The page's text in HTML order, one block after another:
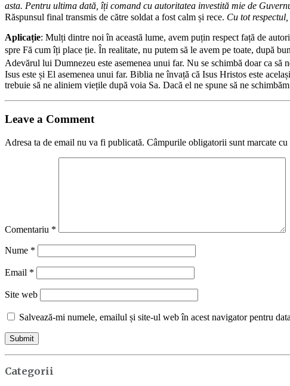
asta. Pentru ultima dată, îți comand cu autoritatea investită mie de
Răspunsul final transmis de către soldat a fost calm și rece. Cu tot
Aplicație: Mulți dintre noi în această lume, avem puțin respect față de
spre Fă cum îți place ție. În realitate, nu putem să le avem pe toate, după
Adevărul lui Dumnezeu este asemenea unui far. Nu se schimbă doar ca
Isus este și El asemenea unui far. Biblia ne învață că Isus Hristos este
trebuie să ne aliniem viețile după voia Sa. Dacă el ne spune să ne
Leave a Comment
Adresa ta de email nu va fi publicată. Câmpurile obligatorii sunt marcate cu
Comentariu *
Nume *
Email *
Site web
Salvează-mi numele, emailul și site-ul web în acest navigator pentru
Categorii